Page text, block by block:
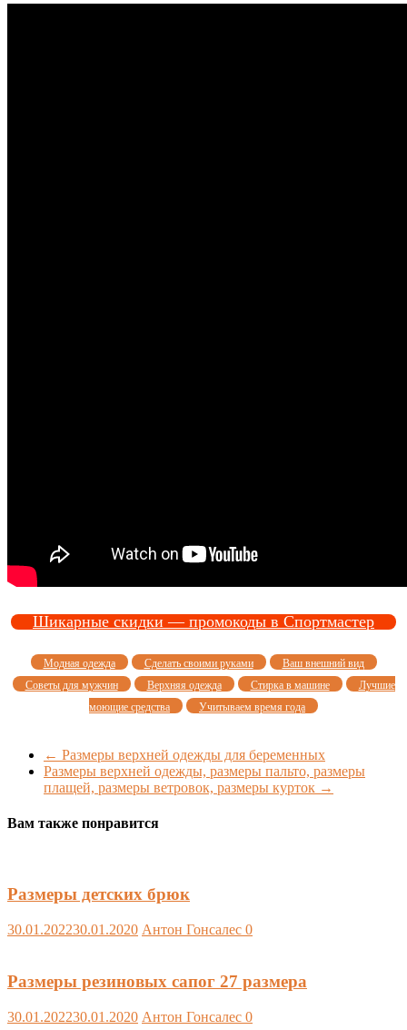
Шикарные скидки — промокоды в Спортмастер
Модная одежда Сделать своими руками
Ваш внешний вид
Советы для мужчин
Верхняя одежда Стирка в машине
Лучшие
моющие средства
Учитываем время года
← Размеры верхней одежды для беременных
Размеры верхней одежды, размеры пальто, размеры
плащей, размеры ветровок, размеры курток →
Вам также понравится
Размеры детских брюк
30.01.202230.01.2020 Антон Гонсалес 0
Размеры резиновых сапог 27 размера
30.01.202230.01.2020 Антон Гонсалес 0